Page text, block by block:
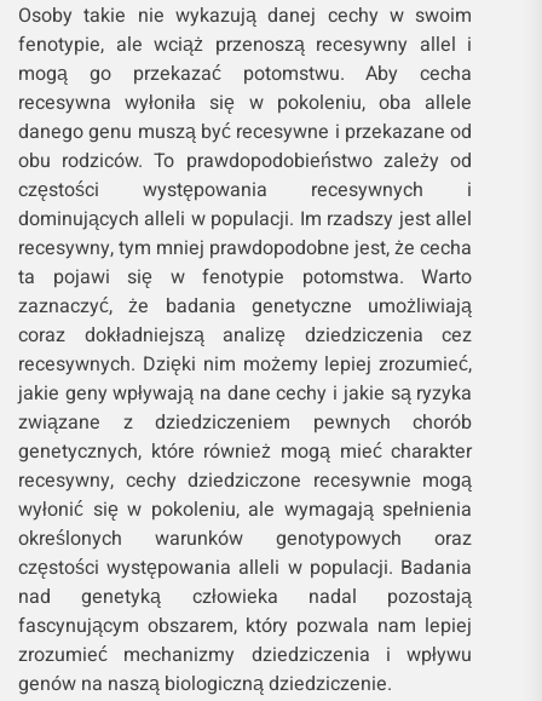
Osoby takie nie wykazują danej cechy w swoim
fenotypie, ale wciąż przenoszą recesywny allel i
mogą go przekazać potomstwu. Aby cecha
recesywna wyłoniła się w pokoleniu, oba allele
danego genu muszą być recesywne i przekazane od
obu rodziców. To prawdopodobieństwo zależy od
częstości występowania recesywnych i
dominujących alleli w populacji. Im rzadszy jest allel
recesywny, tym mniej prawdopodobne jest, że cecha
ta pojawi się w fenotypie potomstwa. Warto
zaznaczyć, że badania genetyczne umożliwiają
coraz dokładniejszą analizę dziedziczenia cez
recesywnych. Dzięki nim możemy lepiej zrozumieć,
jakie geny wpływają na dane cechy i jakie są ryzyka
związane z dziedziczeniem pewnych chorób
genetycznych, które również mogą mieć charakter
recesywny, cechy dziedziczone recesywnie mogą
wyłonić się w pokoleniu, ale wymagają spełnienia
określonych warunków genotypowych oraz
częstości występowania alleli w populacji. Badania
nad genetyką człowieka nadal pozostają
fascynującym obszarem, który pozwala nam lepiej
zrozumieć mechanizmy dziedziczenia i wpływu
genów na naszą biologiczną dziedziczenie.